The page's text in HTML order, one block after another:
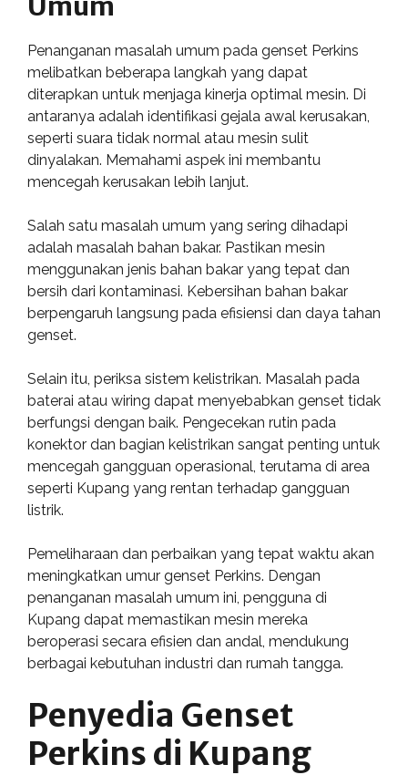
Penanganan masalah umum pada genset Perkins
melibatkan beberapa langkah yang dapat
diterapkan untuk menjaga kinerja optimal mesin. Di
antaranya adalah identifikasi gejala awal kerusakan,
seperti suara tidak normal atau mesin sulit
dinyalakan. Memahami aspek ini membantu
mencegah kerusakan lebih lanjut.
Salah satu masalah umum yang sering dihadapi
adalah masalah bahan bakar. Pastikan mesin
menggunakan jenis bahan bakar yang tepat dan
bersih dari kontaminasi. Kebersihan bahan bakar
berpengaruh langsung pada efisiensi dan daya tahan
genset.
Selain itu, periksa sistem kelistrikan. Masalah pada
baterai atau wiring dapat menyebabkan genset tidak
berfungsi dengan baik. Pengecekan rutin pada
konektor dan bagian kelistrikan sangat penting untuk
mencegah gangguan operasional, terutama di area
seperti Kupang yang rentan terhadap gangguan
listrik.
Pemeliharaan dan perbaikan yang tepat waktu akan
meningkatkan umur genset Perkins. Dengan
penanganan masalah umum ini, pengguna di
Kupang dapat memastikan mesin mereka
beroperasi secara efisien dan andal, mendukung
berbagai kebutuhan industri dan rumah tangga.
Penyedia Genset
Perkins di Kupang